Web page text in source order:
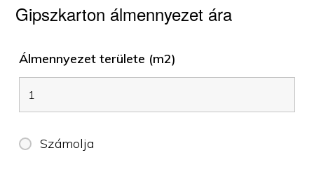
Gipszkarton álmennyezet ára
Álmennyezet területe (m2)
Számolja